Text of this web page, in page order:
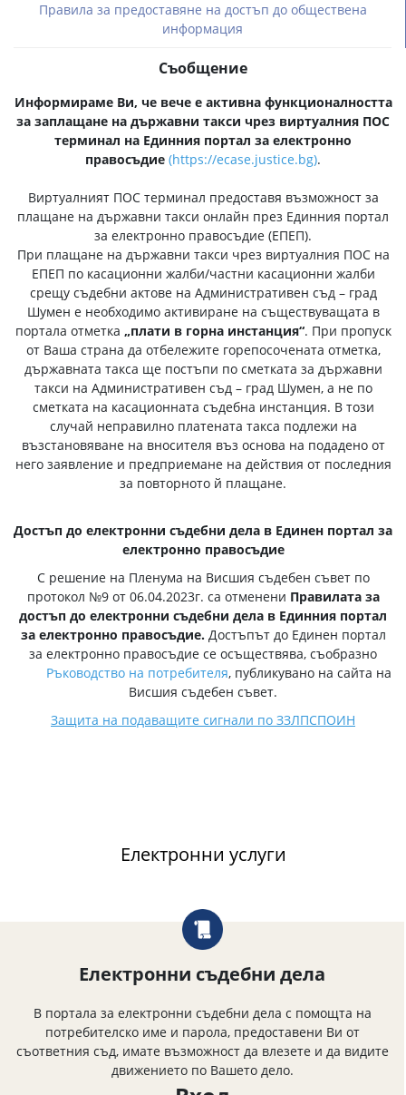
Правила за предоставяне на достъп до обществена
информация
Съобщение
Информираме Ви, че вече е активна функционалността
за заплащане на държавни такси чрез виртуалния ПОС
терминал на Единния портал за електронно
правосъдие (https://ecase.justice.bg).
Виртуалният ПОС терминал предоставя възможност за
плащане на държавни такси онлайн през Единния портал
за електронно правосъдие (ЕПЕП).
При плащане на държавни такси чрез виртуалния ПОС на
ЕПЕП по касационни жалби/частни касационни жалби
срещу съдебни актове на Административен съд – град
Шумен е необходимо активиране на съществуващата в
портала отметка „плати в горна инстанция“. При пропуск
от Ваша страна да отбележите горепосочената отметка,
държавната такса ще постъпи по сметката за държавни
такси на Административен съд – град Шумен, а не по
сметката на касационната съдебна инстанция. В този
случай неправилно платената такса подлежи на
възстановяване на вносителя въз основа на подадено от
него заявление и предприемане на действия от последния
за повторното й плащане.
Достъп до електронни съдебни дела в Единен портал за
електронно правосъдие
С решение на Пленума на Висшия съдебен съвет по
протокол №9 от 06.04.2023г. са отменени Правилата за
достъп до електронни съдебни дела в Единния портал
за електронно правосъдие.Достъпът до Единен портал
за електронно правосъдие се осъществява, съобразно
Ръководство на потребителя, публикувано на сайта на
Висшия съдебен съвет.
Защита на подаващите сигнали по ЗЗЛПСПОИН
Електронни услуги
Електронни съдебни дела
В портала за електронни съдебни дела с помощта на
потребителско име и парола, предоставени Ви от
съответния съд, имате възможност да влезете и да видите
движението по Вашето дело.